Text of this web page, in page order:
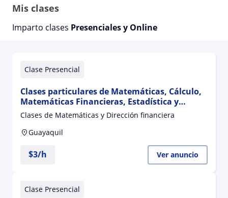
Mis clases
Imparto clases Presenciales y Online
Clase Presencial
Clases particulares de Matemáticas, Cálculo,
Matemáticas Financieras, Estadística y
Finanzas en línea y a domicilio en Guayaquil
Clases de Matemáticas y Dirección financiera
Guayaquil
$3/h Ver anuncio
Clase Presencial